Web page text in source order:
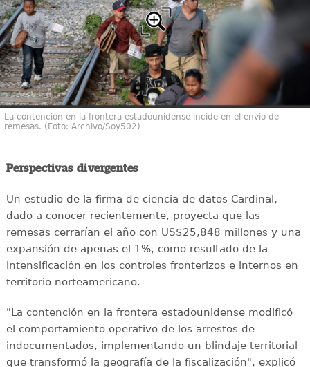
La contención en la frontera estadounidense incide en el envío de
remesas. (Foto: Archivo/Soy502)
Perspectivas divergentes
Un estudio de la firma de ciencia de datos Cardinal,
dado a conocer recientemente, proyecta que las
remesas cerrarían el año con US$25,848 millones y una
expansión de apenas el 1%, como resultado de la
intensificación en los controles fronterizos e internos en
territorio norteamericano.
"La contención en la frontera estadounidense modificó
el comportamiento operativo de los arrestos de
indocumentados, implementando un blindaje territorial
que transformó la geografía de la fiscalización", explicó